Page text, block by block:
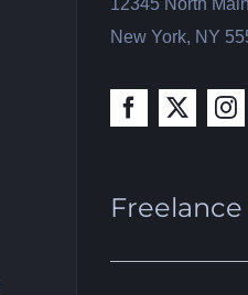
New York, NY